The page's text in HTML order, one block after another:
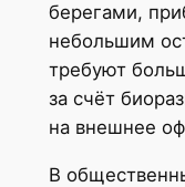
берегами,
небольшим
требуют
за счёт
на внешнее
В